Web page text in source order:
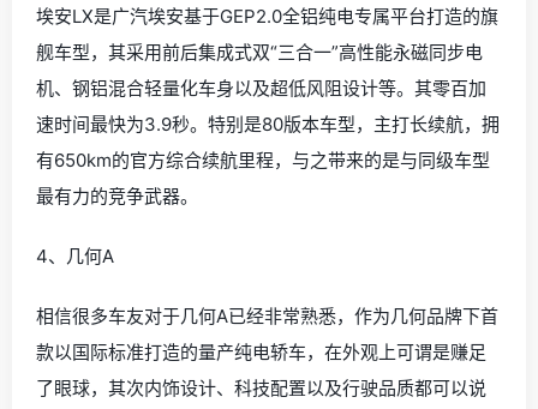
埃安LX是广汽埃安基于GEP2.0全铝纯电专属平台打造的旗
舰车型，其采用前后集成式双“三合一”高性能永磁同步电
机、钢铝混合轻量化车身以及超低风阻设计等。其零百加
速时间最快为3.9秒。特别是80版本车型，主打长续航，拥
有650km的官方综合续航里程，与之带来的是与同级车型
最有力的竞争武器。
4、几何A
相信很多车友对于几何A已经非常熟悉，作为几何品牌下首
款以国际标准打造的量产纯电轿车，在外观上可谓是赚足
了眼球，其次内饰设计、科技配置以及行驶品质都可以说